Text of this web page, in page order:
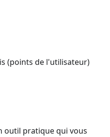
(points de l'utilisateur)
outil pratique qui vous